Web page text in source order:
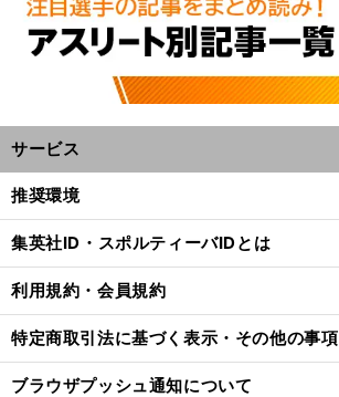
サービス
推奨環境
集英社ID・スポルティーバIDとは
利用規約・会員規約
特定商取引法に基づく表示・その他の事項
ブラウザプッシュ通知について